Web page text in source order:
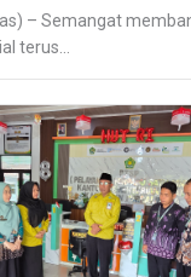
– Semangat
terus...